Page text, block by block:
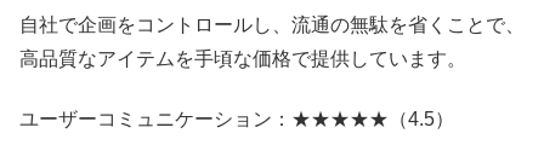
自社で企画をコントロールし、流通の無駄を省くことで、
高品質なアイテムを手頃な価格で提供しています。
ユーザーコミュニケーション：★★★★★（4.5）